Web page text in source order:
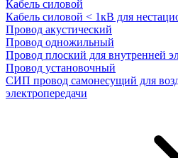
Кабель силовой
Кабель силовой < 1кВ для
Провод акустический
Провод одножильный
Провод плоский для внутренней
Провод установочный
СИП провод самонесущий для
электропередачи